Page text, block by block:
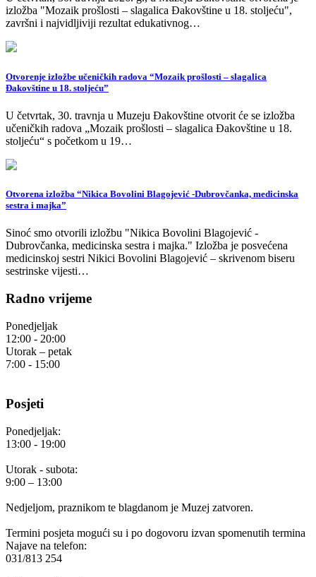
izložba "Mozaik prošlosti – slagalica Đakovštine u 18. stoljeću",
završni i najvidljiviji rezultat edukativnog…
Otvorenje izložbe učeničkih radova “Mozaik prošlosti – slagalica
Đakovštine u 18. stoljeću”
U četvrtak, 30. travnja u Muzeju Đakovštine otvorit će se izložba
učeničkih radova „Mozaik prošlosti – slagalica Đakovštine u 18.
stoljeću“ s početkom u 19…
Otvorena izložba “Nikica Bovolini Blagojević -Dubrovčanka, medicinska
sestra i majka”
Sinoć smo otvorili izložbu "Nikica Bovolini Blagojević -
Dubrovčanka, medicinska sestra i majka." Izložba je posvećena
medicinskoj sestri Nikici Bovolini Blagojević – skrivenom biseru
sestrinske vijesti…
Radno vrijeme
Ponedjeljak
12:00 - 20:00
Utorak – petak
7:00 - 15:00
Posjeti
Ponedjeljak:
13:00 - 19:00
Utorak - subota:
9:00 – 13:00
Nedjeljom, praznikom te blagdanom je Muzej zatvoren.
Termini posjeta mogući su i po dogovoru izvan spomenutih termina
Najave na telefon:
031/813 254